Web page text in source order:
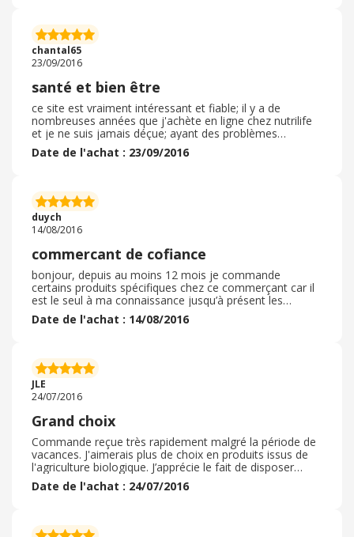
chantal65
23/09/2016
santé et bien être
ce site est vraiment intéressant et fiable; il y a de
nombreuses années que j'achète en ligne chez nutrilife
et je ne suis jamais déçue; ayant des problèmes
urinaires récidivants , j'ai trouvé des compléments
comme urinary confort qui m'ont beaucoup aidé et
Date de l'achat : 23/09/2016
duych
14/08/2016
commercant de cofiance
bonjour, depuis au moins 12 mois je commande
certains produits spécifiques chez ce commerçant car il
est le seul à ma connaissance jusqu’à présent les
posséder , je suis toujours satisfaite . les produits sont
bien expliqués et savent nous conseiller . livraison rapide
Date de l'achat : 14/08/2016
JLE
24/07/2016
Grand choix
Commande reçue très rapidement malgré la période de
vacances. J'aimerais plus de choix en produits issus de
l'agriculture biologique. J’apprécie le fait de disposer
d’informations avec références bibliographiques. Je
recommande.
Date de l'achat : 24/07/2016